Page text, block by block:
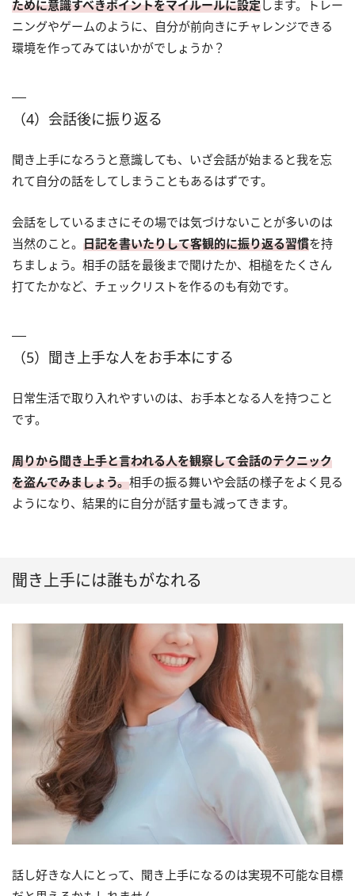
ために意識すべきポイントをマイルールに設定します。トレー
ニングやゲームのように、自分が前向きにチャレンジできる
環境を作ってみてはいかがでしょうか？
（4）会話後に振り返る
聞き上手になろうと意識しても、いざ会話が始まると我を忘
れて自分の話をしてしまうこともあるはずです。
会話をしているまさにその場では気づけないことが多いのは
当然のこと。 日記を書いたりして客観的に振り返る習慣を持
ちましょう。相手の話を最後まで聞けたか、相槌をたくさん
打てたかなど、チェックリストを作るのも有効です。
（5）聞き上手な人をお手本にする
日常生活で取り入れやすいのは、お手本となる人を持つこと
です。
周りから聞き上手と言われる人を観察して会話のテクニック
を盗んでみましょう。相手の振る舞いや会話の様子をよく見る
ようになり、結果的に自分が話す量も減ってきます。
聞き上手には誰もがなれる
話し好きな人にとって、聞き上手になるのは実現不可能な目標